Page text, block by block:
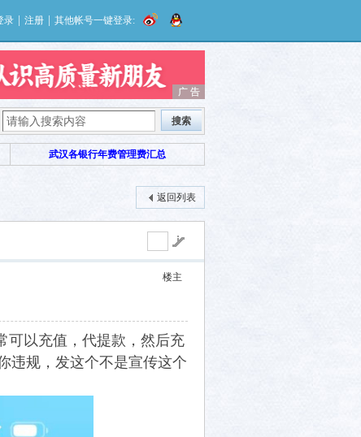
录 注册 其他帐号一键登录:
广 告
广 告
搜索
武汉各银行年费管理费汇总
返回列表
楼主
可以充值，代提款，然后充
违规，发这个不是宣传这个